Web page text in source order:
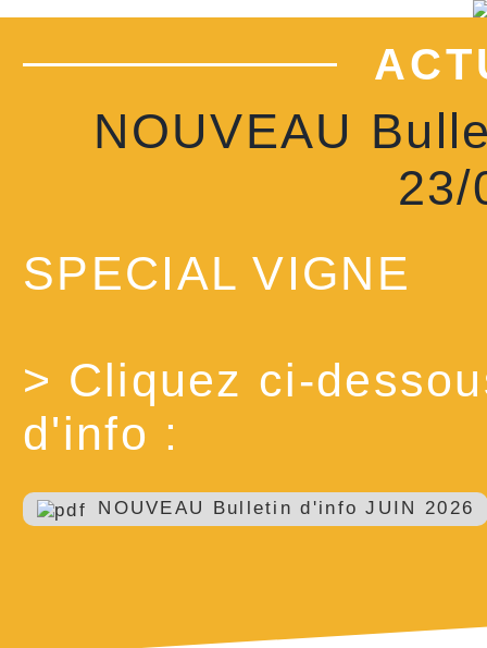
NOUVEAU
23/
SPECIAL VIGNE
> Cliquez ci-
d'info :
NOUVEAU Bulletin d'info JUIN 2026